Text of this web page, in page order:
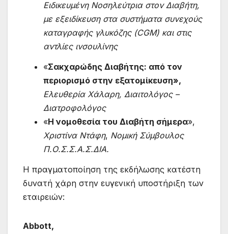
Ειδικευμένη Νοσηλεύτρια στον Διαβήτη,
με εξειδίκευση στα συστήματα συνεχούς
καταγραφής γλυκόζης (CGM) και στις
αντλίες ινσουλίνης
«Σακχαρώδης Διαβήτης: από τον
περιορισμό στην εξατομίκευση»,
Ελευθερία Χάλαρη, Διαιτολόγος –
Διατροφολόγος
«Η νομοθεσία του Διαβήτη σήμερα»,
Χριστίνα Ντάφη, Νομική Σύμβουλος
Π.Ο.Σ.Σ.Α.Σ.ΔΙΑ.
Η πραγματοποίηση της εκδήλωσης κατέστη
δυνατή χάρη στην ευγενική υποστήριξη των
εταιρειών:
Abbott,